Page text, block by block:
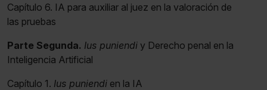
Capítulo 6. IA para auxiliar al juez en la valoración de
las pruebas
Parte Segunda. Ius puniendi y Derecho penal en la
Inteligencia Artificial
Capítulo 1. Ius puniendi en la IA